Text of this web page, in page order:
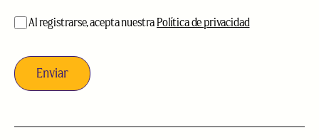
aceptación(Obligatorio)
Al registrarse, acepta nuestra Política de privacidad